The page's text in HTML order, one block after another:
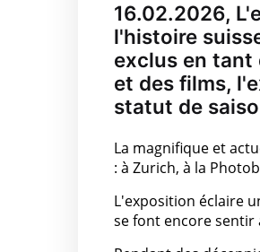
16.02.2026,
l'histoire
exclus en tant
et des films,
statut de
La magnifique et
: à Zurich, à la
L'exposition éclaire
se font encore